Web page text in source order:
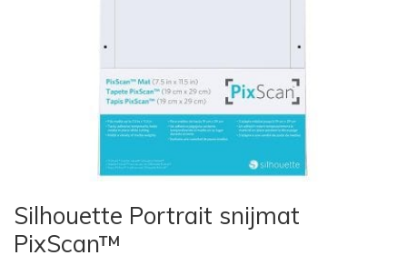
Silhouette Portrait snijmat
PixScan™